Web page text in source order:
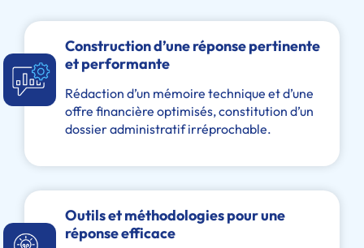
Construction d’une réponse pertinente
et performante
Rédaction d’un mémoire technique et d’une
offre financière optimisés, constitution d’un
dossier administratif irréprochable.
Outils et méthodologies pour une
réponse efficace